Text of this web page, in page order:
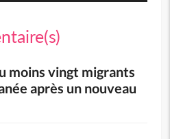
moins vingt migrants
après un nouveau